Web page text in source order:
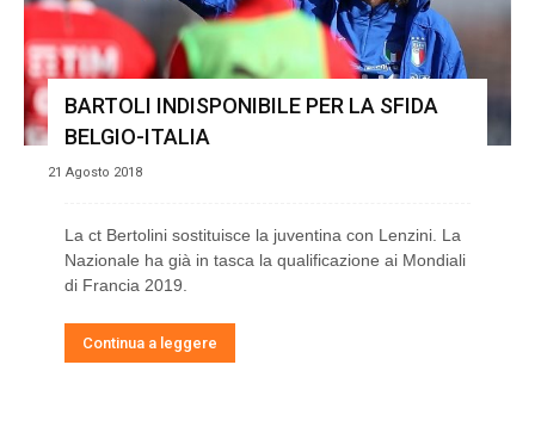
BARTOLI INDISPONIBILE PER LA SFIDA
BELGIO-ITALIA
21 Agosto 2018
La ct Bertolini sostituisce la juventina con Lenzini. La
Nazionale ha già in tasca la qualificazione ai Mondiali
di Francia 2019.
Continua a leggere